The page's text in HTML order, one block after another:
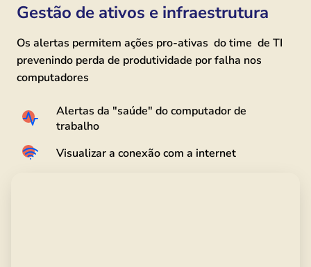
Gestão de ativos e infraestrutura
Os alertas permitem ações pro-ativas do time de TI
prevenindo perda de produtividade por falha nos
computadores
Alertas da "saúde" do computador de
trabalho
Visualizar a conexão com a internet